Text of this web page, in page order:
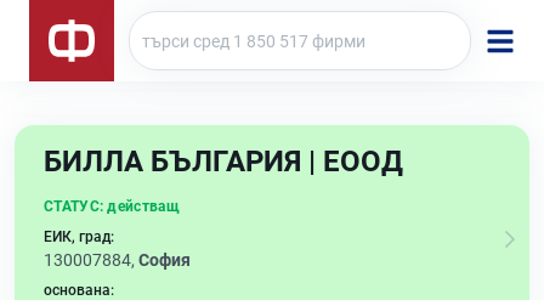
БИЛЛА БЪЛГАРИЯ | ЕООД
СТАТУС: действащ
ЕИК, град:
130007884, София
основана: